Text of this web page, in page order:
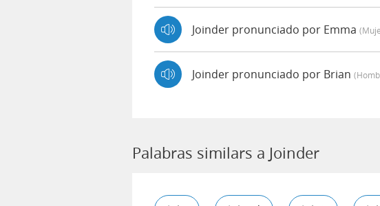
Joinder pronunciado por Emma
Joinder pronunciado por Brian
Palabras similars a Joinder